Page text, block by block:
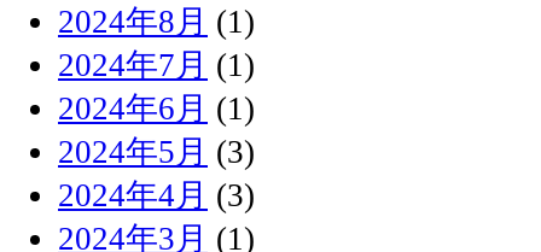
2024年8月 (1)
2024年7月 (1)
2024年6月 (1)
2024年5月 (3)
2024年4月 (3)
2024年3月 (1)